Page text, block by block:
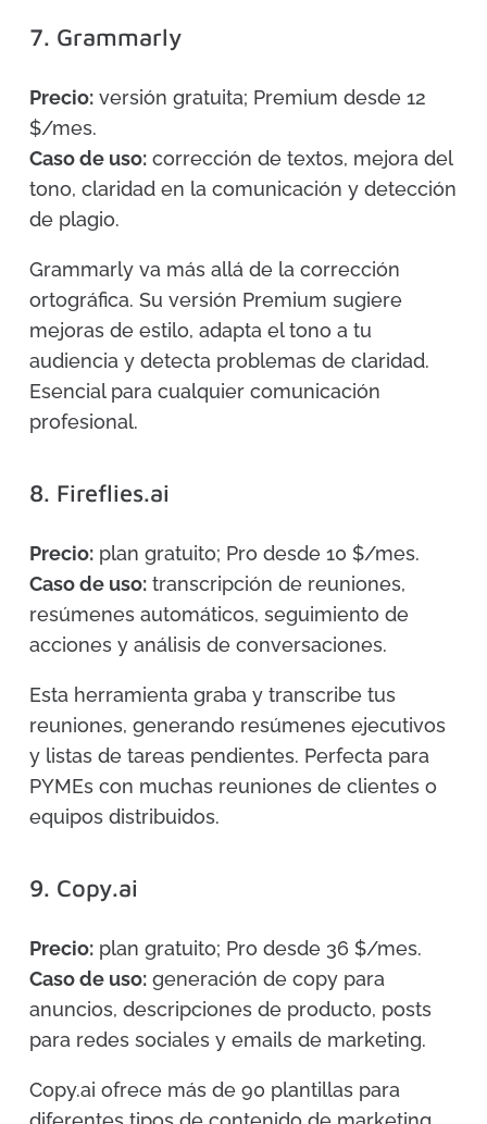
7. Grammarly
Precio: versión gratuita; Premium desde 12
$/mes.
Caso de uso: corrección de textos, mejora del
tono, claridad en la comunicación y detección
de plagio.
Grammarly va más allá de la corrección
ortográfica. Su versión Premium sugiere
mejoras de estilo, adapta el tono a tu
audiencia y detecta problemas de claridad.
Esencial para cualquier comunicación
profesional.
8. Fireflies.ai
Precio: plan gratuito; Pro desde 10 $/mes.
Caso de uso: transcripción de reuniones,
resúmenes automáticos, seguimiento de
acciones y análisis de conversaciones.
Esta herramienta graba y transcribe tus
reuniones, generando resúmenes ejecutivos
y listas de tareas pendientes. Perfecta para
PYMEs con muchas reuniones de clientes o
equipos distribuidos.
9. Copy.ai
Precio: plan gratuito; Pro desde 36 $/mes.
Caso de uso: generación de copy para
anuncios, descripciones de producto, posts
para redes sociales y emails de marketing.
Copy.ai ofrece más de 90 plantillas para